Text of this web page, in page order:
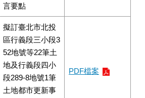
言要點
擬訂臺北市北投
區行義段三小段3
52地號等22筆土
地及行義段四小
段289-8地號1筆
土地都市更新事
PDF檔案